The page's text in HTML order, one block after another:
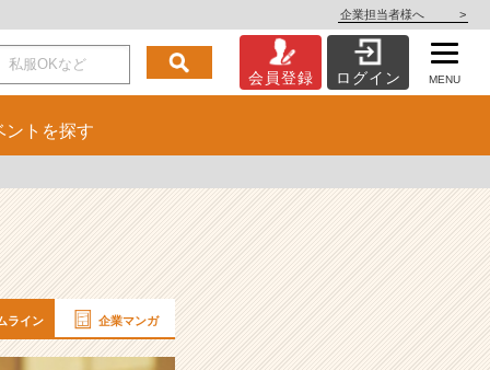
企業担当者様へ >
会員登録 ログイン MENU
ント を探す
ライン 企業マンガ